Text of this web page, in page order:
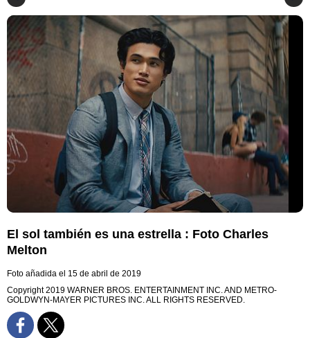
El sol también es una estrella : Foto Charles
Melton
Foto añadida el 15 de abril de 2019
Copyright 2019 WARNER BROS. ENTERTAINMENT INC. AND METRO-
GOLDWYN-MAYER PICTURES INC. ALL RIGHTS RESERVED.